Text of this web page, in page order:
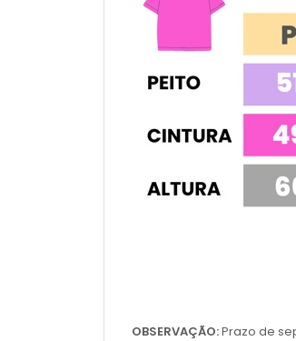
OBSERVAÇÃO:Prazo de